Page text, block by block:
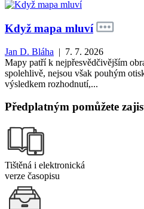
Když mapa mluví
Jan D. Bláha | 7. 7. 2026
Mapy patří k nejpřesvědčivějším
spolehlivě, nejsou však pouhým
výsledkem rozhodnutí,...
Předplatným pomůžete
Tištěná i elektronická
verze časopisu